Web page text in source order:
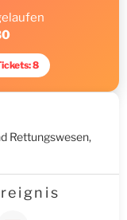
8
Rettungswesen,